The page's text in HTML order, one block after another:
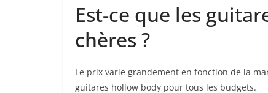
Est-ce que les‌
chères ⁤?
Le prix varie grandement ⁤en fonction de la
guitares hollow body pour tous les‌ budgets.